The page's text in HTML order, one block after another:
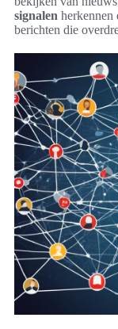
signalen herkennen
berichten die